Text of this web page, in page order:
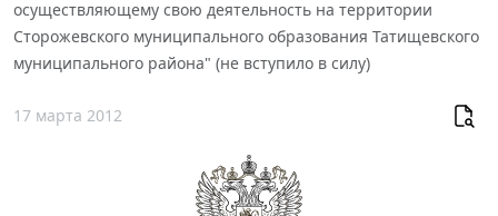
осуществляющему свою деятельность на территории
Сторожевского муниципального образования Татищевского
муниципального района" (не вступило в силу)
17 марта 2012